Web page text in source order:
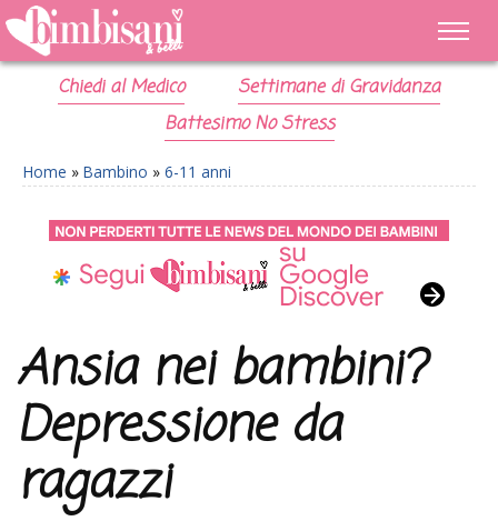
Chiedi al Medico
Settimane di Gravidanza
Battesimo No Stress
Home » Bambino » 6-11 anni
Ansia nei bambini?
Depressione da
ragazzi